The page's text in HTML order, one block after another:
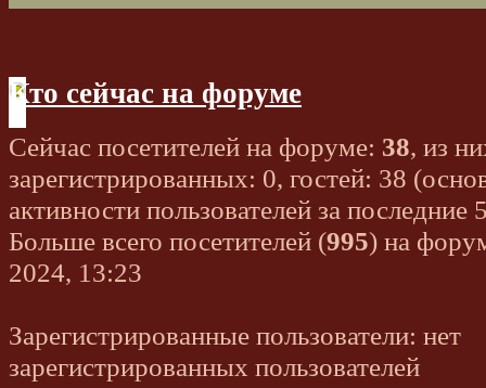
Кто сейчас на форуме
Сейчас посетителей на форуме: 38, из
зарегистрированных: 0, гостей: 38
активности пользователей за последние
Больше всего посетителей (995) на
2024, 13:23
Зарегистрированные пользователи: нет
зарегистрированных пользователей